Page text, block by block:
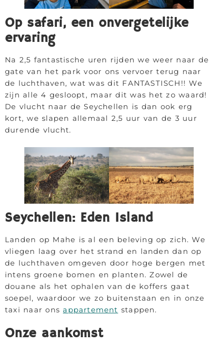
Op safari, een onvergetelijke
ervaring
Na 2,5 fantastische uren rijden we weer naar de
gate van het park voor ons vervoer terug naar
de luchthaven, wat was dit FANTASTISCH!! We
zijn alle 4 gesloopt, maar dit was het zo waard!
De vlucht naar de Seychellen is dan ook erg
kort, we slapen allemaal 2,5 uur van de 3 uur
durende vlucht.
Seychellen: Eden Island
Landen op Mahe is al een beleving op zich. We
vliegen laag over het strand en landen dan op
de luchthaven omgeven door hoge bergen met
intens groene bomen en planten. Zowel de
douane als het ophalen van de koffers gaat
soepel, waardoor we zo buitenstaan en in onze
taxi naar onsappartement stappen.
Onze aankomst